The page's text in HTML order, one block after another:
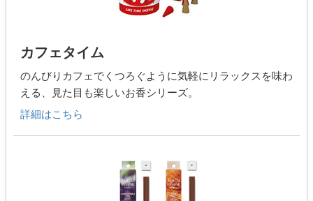
カフェタイム
のんびりカフェでくつろぐように気軽にリラックスを味わ
える、見た目も楽しいお香シリーズ。
詳細はこちら